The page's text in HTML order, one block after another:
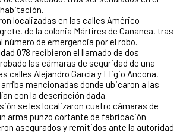
localizadas en las calles Américo
de la colonia Mártires de Cananea, tras
de emergencia por el robo.
078 recibieron el llamado de dos
las cámaras de seguridad de una
calles Alejandro García y Eligio Ancona,
mencionadas donde ubicaron a las
con la descripción dada.
se les localizaron cuatro cámaras de
arma punzo cortante de fabricación
asegurados y remitidos ante la autoridad